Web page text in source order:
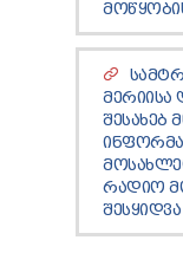
ᲛᲔᲠᲘᲘᲡᲐ
ᲨᲔᲡᲐᲮᲔᲑ
ᲠᲐᲓᲘᲝ
ᲨᲔᲡᲧᲘᲓᲕᲐ